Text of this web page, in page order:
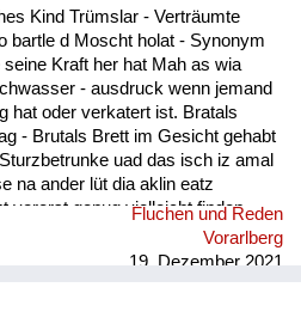
Kind Trümslar - Verträumte
bartle d Moscht holat - Synonym
Kraft her hat Mah as wia
- ausdruck wenn jemand
hat oder verkatert ist. Bratals
- Brutals Brett im Gesicht gehabt
uad das isch iz amal
na ander lüt dia aklin eatz
vorerst genug vielleicht finden
Fluchen und Reden
Vorarlberg
19. Dezember 2021